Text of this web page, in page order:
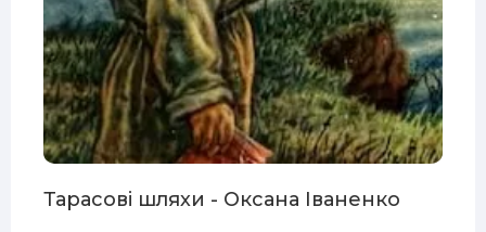
Тарасові шляхи - Оксана Іваненко